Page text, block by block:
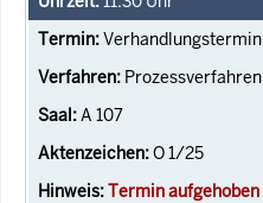
Verhandlungstermin
Prozessverfahren
A 107
O 1/25
Termin aufgehoben